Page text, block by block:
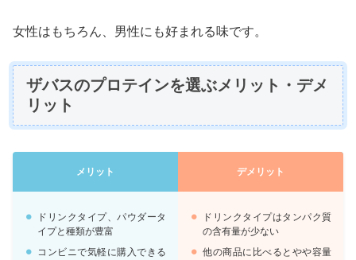
女性はもちろん、男性にも好まれる味です。
ザバスのプロテインを選ぶメリット・デメ
リット
メリット デメリット
ドリンクタイプ、パウダータ
イプと種類が豊富
コンビニで気軽に購入できる
ドリンクタイプはタンパク質
の含有量が少ない
他の商品に比べるとやや容量